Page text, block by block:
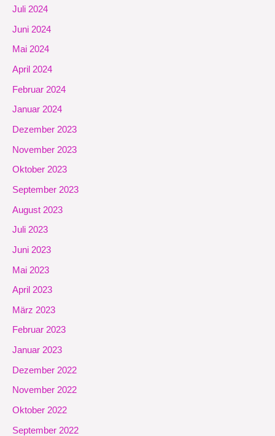
Juli 2024
Juni 2024
Mai 2024
April 2024
Februar 2024
Januar 2024
Dezember 2023
November 2023
Oktober 2023
September 2023
August 2023
Juli 2023
Juni 2023
Mai 2023
April 2023
März 2023
Februar 2023
Januar 2023
Dezember 2022
November 2022
Oktober 2022
September 2022